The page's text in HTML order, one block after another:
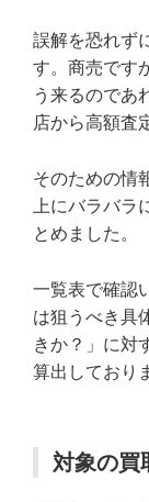
誤解を恐れず
す。商売です
う来るのであ
店から高額査
そのための情
上にバラバラ
とめました。
一覧表で確認
は狙うべき具
きか？」に対
算出しており
対象の買